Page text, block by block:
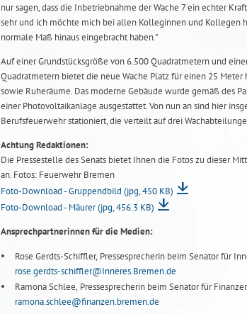
nur sagen, dass die Inbetriebnahme der Wache 7 ein echter
sehr und ich möchte mich bei allen Kolleginnen und Kollegen
normale Maß hinaus eingebracht haben."
Auf einer Grundstücksgröße von 6.500 Quadratmetern und
Quadratmetern bietet die neue Wache Platz für einen 25
sowie Ruheräume. Das moderne Gebäude wurde gemäß des
einer Photovoltaikanlage ausgestattet. Von nun an sind hier
Berufsfeuerwehr stationiert, die verteilt auf drei
Achtung Redaktionen:
Die Pressestelle des Senats bietet Ihnen die Fotos zu dieser
an. Fotos: Feuerwehr Bremen
Foto-Download - Gruppendbild (jpg, 450 KB)
Foto-Download - Mäurer(jpg, 456.3 KB)
Ansprechpartnerinnen für die Medien:
Rose Gerdts-Schiffler, Pressesprecherin beim Senator für
rose.gerdts-schiffler@Inneres.Bremen.de
Ramona Schlee, Pressesprecherin beim Senator für
ramona.schlee@finanzen.bremen.de